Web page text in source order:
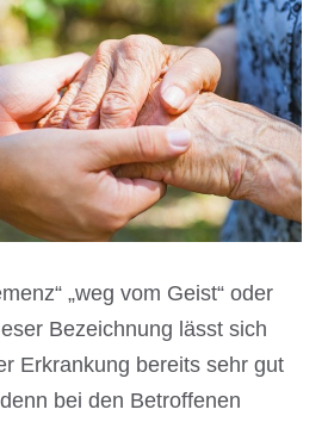
„weg vom Geist“ oder
Bezeichnung lässt sich
Erkrankung bereits sehr gut
bei den Betroffenen